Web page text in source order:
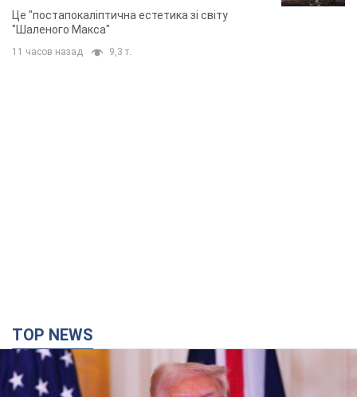
Це "постапокаліптична естетика зі світу
"Шаленого Макса"
11 часов назад 9,3 т.
TOP NEWS